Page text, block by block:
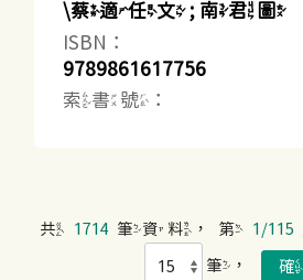
\蔡適任文 ; 南君圖
ISBN：
9789861617756
索書號：
共 1714 筆資料，第 1/115
筆，